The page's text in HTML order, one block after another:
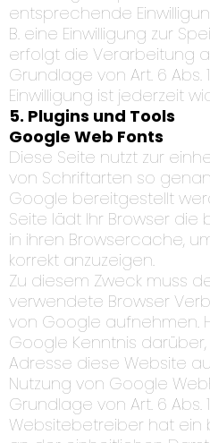
entsprechende
B. eine Einwilligung zur
erfolgt die Verarbeitung
Grundlage von Art. 6 Abs.
Einwilligung ist jederzeit
5. Plugins und Tools
Google Web Fonts
Diese Seite nutzt zur
von Schriftarten so
Google bereitgestellt
Seite lädt Ihr Browser die
in ihren Browsercache,
korrekt anzuzeigen.
Zu diesem Zweck muss
verwendete Browser
von Google aufnehmen.
Google Kenntnis
Adresse diese Website
Nutzung von Google
Grundlage von Art. 6 Abs.
Websitebetreiber hat